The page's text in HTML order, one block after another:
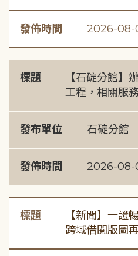
發佈時間 2026-08-
標題
【石碇分館】
工程，相關服
發布單位 石碇分館
發佈時間 2026-08-
標題
【新聞】一證
跨域借閱版圖